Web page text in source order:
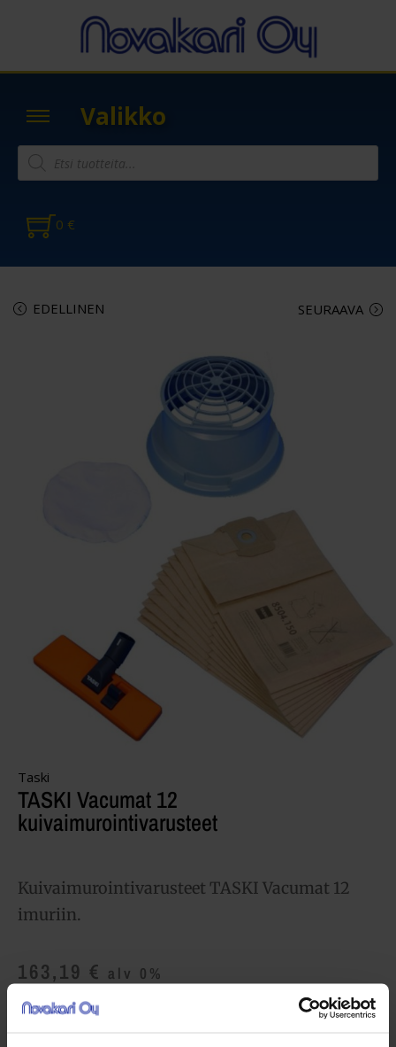
Valikko
0 €
EDELLINEN SEURAAVA
Taski
TASKI Vacumat 12
kuivaimurointivarusteet
Kuivaimurointivarusteet TASKI Vacumat 12
imuriin.
163,19 € alv 0%